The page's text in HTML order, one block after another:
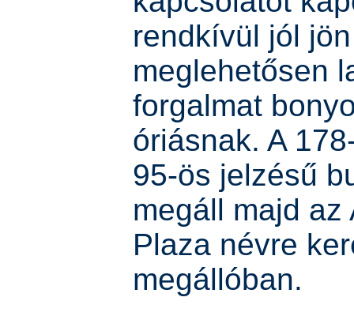
rendkívül jól
meglehetősen
forgalmat
óriásnak. A
95-ös jelzésű
megáll majd az
Plaza névre
megállóban.